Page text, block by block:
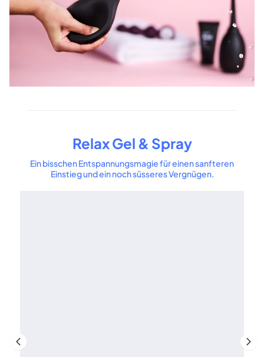
Relax Gel & Spray
Ein bisschen Entspannungsmagie für einen sanfteren
Einstieg und ein noch süsseres Vergnügen.